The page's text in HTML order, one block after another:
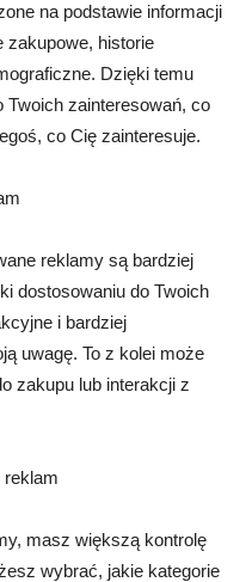
na podstawie informacji
zakupowe, historie
Dzięki temu
Twoich zainteresowań, co
co Cię zainteresuje.
reklamy są bardziej
dostosowaniu do Twoich
i bardziej
uwagę. To z kolei może
zakupu lub interakcji z
reklam
masz większą kontrolę
wybrać, jakie kategorie